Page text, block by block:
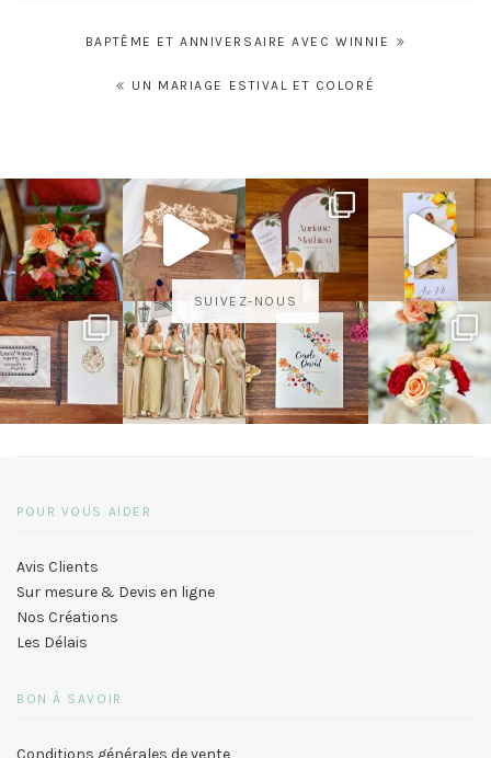
NavigationBAPTÊME ET ANNIVERSAIRE AVEC WINNIE
UN MARIAGE ESTIVAL ET COLORÉ
SUIVEZ-NOUS
POUR VOUS AIDER
Avis Clients
Sur mesure & Devis en ligne
Nos Créations
Les Délais
BON À SAVOIR
Conditions générales de vente